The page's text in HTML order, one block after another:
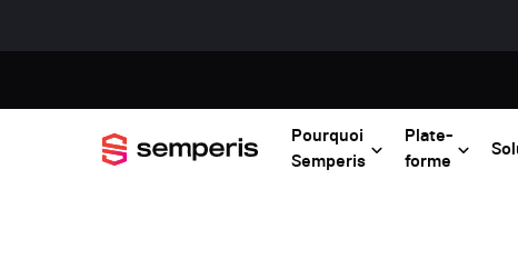
Pourquoi
Semperis
Plate-
forme